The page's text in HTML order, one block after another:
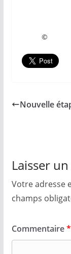
© La
Nouvelle
Laisser
Votre adresse
champs
Commentaire*